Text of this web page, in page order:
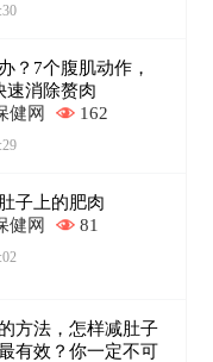
？7个腹肌动作，
速消除赘肉
健网
162
子上的肥肉
健网
81
方法，怎样减肚子
有效？你一定不可